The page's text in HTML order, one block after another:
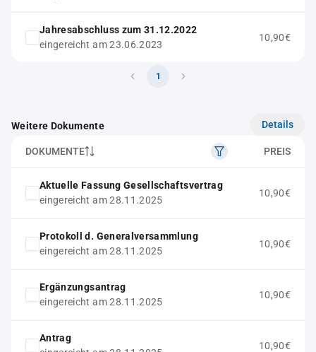
Jahresabschluss zum 31.12.2022
eingereicht am 23.06.2023
10,90€
1
Weitere Dokumente Details
DOKUMENTE PREIS
Aktuelle Fassung Gesellschaftsvertrag
eingereicht am 28.11.2025
10,90€
Protokoll d. Generalversammlung
eingereicht am 28.11.2025
10,90€
Ergänzungsantrag
eingereicht am 28.11.2025
10,90€
Antrag
10,90€